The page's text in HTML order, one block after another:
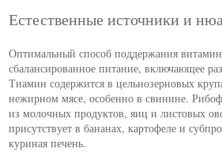
Естественные источники и
Оптимальный способ поддержания
сбалансированное питание, включающее
Тиамин содержится в цельнозерновых
нежирном мясе, особенно в свинине.
из молочных продуктов, яиц и листовых
присутствует в бананах, картофеле и
куриная печень.